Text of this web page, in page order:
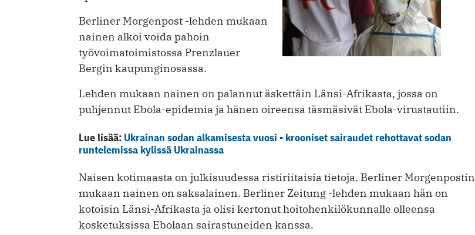
Berliner Morgenpost -lehden mukaan
nainen alkoi voida pahoin
työvoimatoimistossa Prenzlauer
Bergin kaupunginosassa.
Lehden mukaan nainen on palannut äskettäin Länsi-Afrikasta, jossa on
puhjennut Ebola-epidemia ja hänen oireensa täsmäsivät Ebola-virustautiin.
Lue lisää: Ukrainan sodan alkamisesta vuosi - krooniset sairaudet rehottavat sodan
runtelemissa kylissä Ukrainassa
Naisen kotimaasta on julkisuudessa ristiriitaisia tietoja. Berliner Morgenpostin
mukaan nainen on saksalainen. Berliner Zeitung -lehden mukaan hän on
kotoisin Länsi-Afrikasta ja olisi kertonut hoitohenkilökunnalle olleensa
kosketuksissa Ebolaan sairastuneiden kanssa.